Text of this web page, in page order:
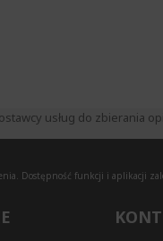
usług do zbierania
Dostępność funkcji i aplikacji